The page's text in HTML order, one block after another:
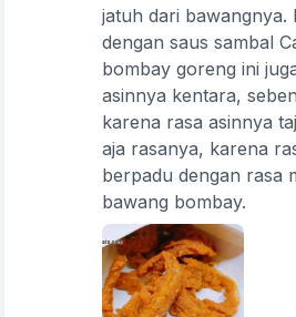
jatuh dari bawangnya.
dengan saus sambal
bombay goreng ini
asinnya kentara,
karena rasa asinnya
aja rasanya, karena
berpadu dengan rasa
bawang bombay.
Kirim